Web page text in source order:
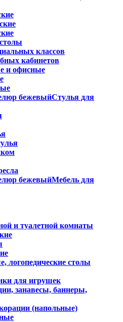
классов
кабинетов
и офисные
Стулья для
Мебель для
и туалетной комнаты
логопедические столы
для игрушек
занавесы, баннеры,
(напольные)